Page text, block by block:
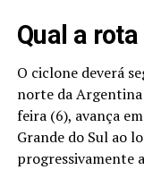
Qual a
O ciclone deverá
norte da Argentina
feira (6), avança
Grande do Sul ao
progressivamente